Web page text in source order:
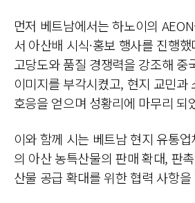
먼저 베트남에서는 하노이의
서 아산배 시식·홍보 행사를 진행
고당도와 품질 경쟁력을 강조해 중
이미지를 부각시켰고, 현지 교민과
호응을 얻으며 성황리에 마무리 되
이와 함께 시는 베트남 현지 유통
의 아산 농특산물의 판매 확대, 판
산물 공급 확대를 위한 협력 사항